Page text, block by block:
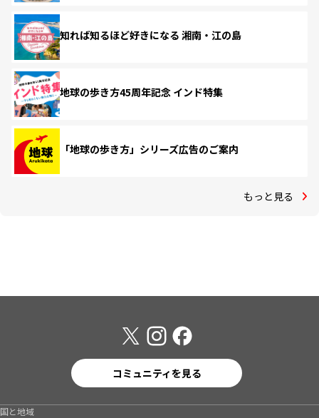
知れば知るほど好きになる 湘南・江の島
地球の歩き方45周年記念 インド特集
「地球の歩き方」シリーズ広告のご案内
もっと見る
コミュニティを見る
国と地域